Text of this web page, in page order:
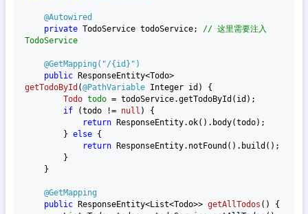
@Autowired
private TodoService todoService; // 这里需要注入
TodoService
@GetMapping("/{id}")
public
getTodoById (@PathVariable Integer id)
{
Todo todo = todoService.getTodoById(id);
if (todo != null ) {
return ResponseEntity.ok().body(todo);
        }
else {
return ResponseEntity.notFound().build();
@GetMapping
public ResponseEntity<List<Todo>> getAllTodos ()
{